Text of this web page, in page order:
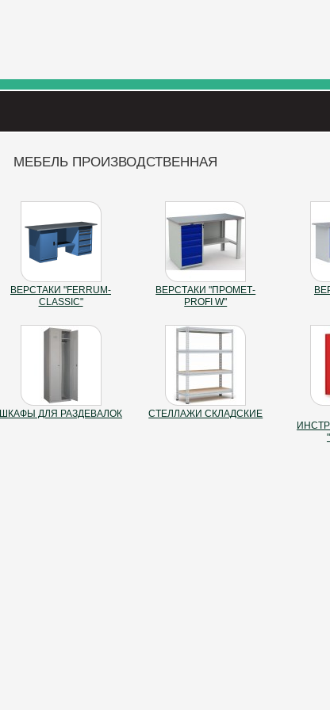
МЕБЕЛЬ ПРОИЗВОДСТВЕННАЯ
ВЕРСТАКИ "FERRUM-
CLASSIC"
ВЕРСТАКИ "ПРОМЕТ-
PROFI W"
ШКАФЫ ДЛЯ РАЗДЕВАЛОК СТЕЛЛАЖИ СКЛАДСКИЕ